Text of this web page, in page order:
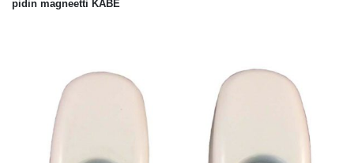
pidin magneetti KABE